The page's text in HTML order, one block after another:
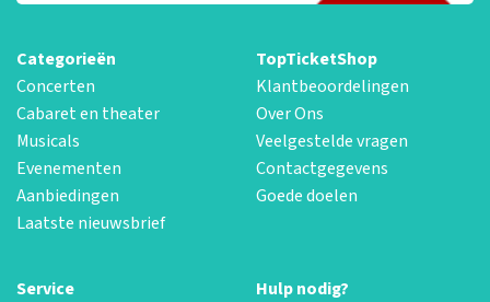
Categorieën
Concerten
Cabaret en theater
Musicals
Evenementen
Aanbiedingen
Laatste nieuwsbrief
TopTicketShop
Klantbeoordelingen
Over Ons
Veelgestelde vragen
Contactgegevens
Goede doelen
Service
Hulp nodig?